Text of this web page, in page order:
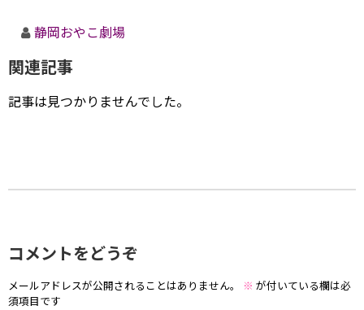
静岡おやこ劇場
関連記事
記事は見つかりませんでした。
コメントをどうぞ
メールアドレスが公開されることはありません。 ※ が付いている欄は必
須項目です